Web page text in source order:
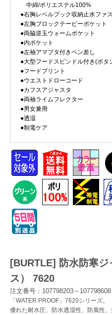
中綿/ポリエステル100%
●右胸レベルブック収納止水ファ
●左胸ブロックテービーポケット
●両脇逆玉ウォームポケット
●内ポケット
●左袖アマブタ付きペン差し
●大型フードスピンドル付き(ボタ
●フードプリント
●ウエストドローコード
●カフスアジャスタ
●両袖ライムフレクター
●男女兼用
●透湿
●制電ケア
[BURTLE] 防水防寒
ス） 7620
注文番号：107798203～107798608
「WATER PROOF」7620シリーズ。
優れた耐水圧、防水透湿性、防風性